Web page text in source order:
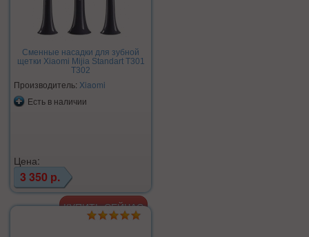
Сменные насадки для зубной
щетки Xiaomi Mijia Standart T301
T302
Производитель: Xiaomi
Есть в наличии
Цена:
3 350 р.